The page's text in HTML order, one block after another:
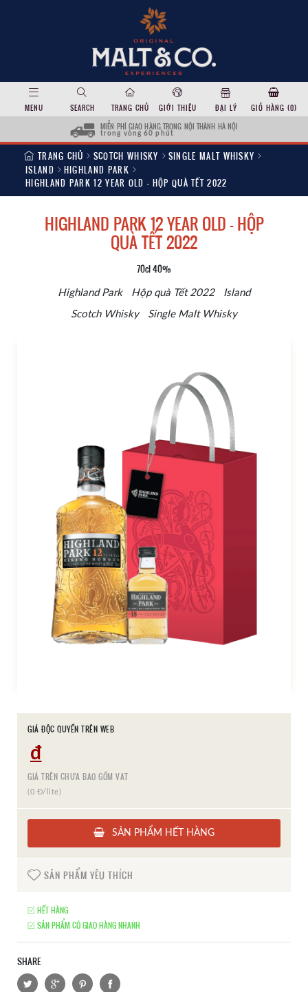
MENU SEARCH TRANG CHỦ GIỚI THIỆU ĐẠI LÝ GIỎ HÀNG (0)
MIỄN PHÍ GIAO HÀNG TRONG NỘI THÀNH HÀ NỘI
trong vòng 60 phút
TRANG CHỦ SCOTCH WHISKY
SINGLE MALT WHISKY
ISLAND
HIGHLAND PARK
HIGHLAND PARK 12 YEAR OLD – HỘP QUÀ TẾT 2022
HIGHLAND PARK 12 YEAR OLD – HỘP
QUÀ TẾT 2022
70cl 40%
Highland Park Hộp quà Tết 2022 Island
Scotch Whisky Single Malt Whisky
GIÁ ĐỘC QUYỀN TRÊN WEB
đ
GIÁ TRÊN CHƯA BAO GỒM VAT
(0 Đ/lite)
SẢN PHẨM HẾT HÀNG
SẢN PHẨM YÊU THÍCH
HẾT HÀNG
SẢN PHẨM CÓ GIAO HÀNG NHANH
SHARE